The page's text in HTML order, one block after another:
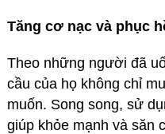
Tăng cơ nạc và phục
Theo những người đã
cầu của họ không chỉ
muốn. Song song, sử
giúp khỏe mạnh và săn